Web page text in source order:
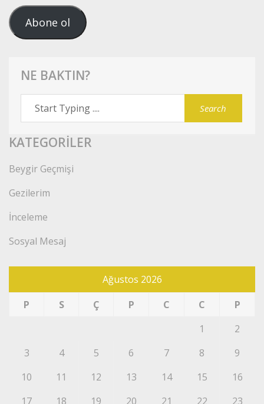
Adresi
Abone ol
NE BAKTIN?
KATEGORILER
Beygir Geçmişi
Gezilerim
İnceleme
Sosyal Mesaj
Ağustos 2026
P
S Ç P C C
P
1
2
3
4 5 6 7 8
9
10
11 12 13 14 15
16
17
18 19 20 21 22 23